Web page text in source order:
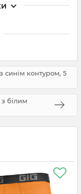
синім контуром, 5
білим